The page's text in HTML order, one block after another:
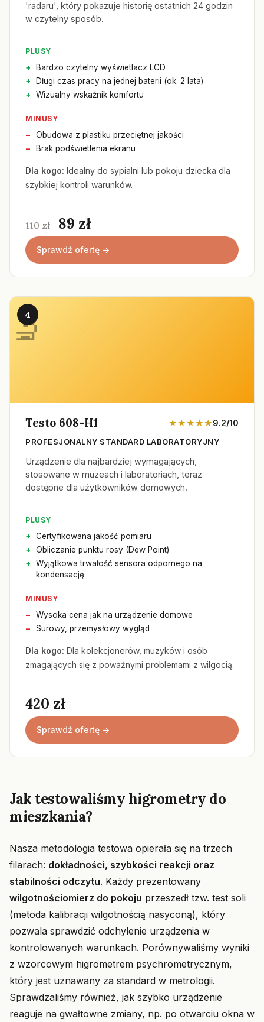
'radaru', który pokazuje historię ostatnich 24 godzin
w czytelny sposób.
PLUSY
Bardzo czytelny wyświetlacz LCD
Długi czas pracy na jednej baterii (ok. 2 lata)
Wizualny wskaźnik komfortu
MINUSY
Obudowa z plastiku przeciętnej jakości
Brak podświetlenia ekranu
Dla kogo: Idealny do sypialni lub pokoju dziecka dla
szybkiej kontroli warunków.
110 zł 89 zł
Sprawdź ofertę →
4
Testo 608-H1 ★★★★★9.2/10
PROFESJONALNY STANDARD LABORATORYJNY
Urządzenie dla najbardziej wymagających,
stosowane w muzeach i laboratoriach, teraz
dostępne dla użytkowników domowych.
PLUSY
Certyfikowana jakość pomiaru
Obliczanie punktu rosy (Dew Point)
Wyjątkowa trwałość sensora odpornego na
kondensację
MINUSY
Wysoka cena jak na urządzenie domowe
Surowy, przemysłowy wygląd
Dla kogo: Dla kolekcjonerów, muzyków i osób
zmagających się z poważnymi problemami z wilgocią.
420 zł
Sprawdź ofertę →
Jak testowaliśmy higrometry do
mieszkania?
Nasza metodologia testowa opierała się na trzech
filarach: dokładności, szybkości reakcji oraz
stabilności odczytu. Każdy prezentowany
wilgotnościomierz do pokoju przeszedł tzw. test soli
(metoda kalibracji wilgotnością nasyconą), który
pozwala sprawdzić odchylenie urządzenia w
kontrolowanych warunkach. Porównywaliśmy wyniki
z wzorcowym higrometrem psychrometrycznym,
który jest uznawany za standard w metrologii.
Sprawdzaliśmy również, jak szybko urządzenie
reaguje na gwałtowne zmiany, np. po otwarciu okna w